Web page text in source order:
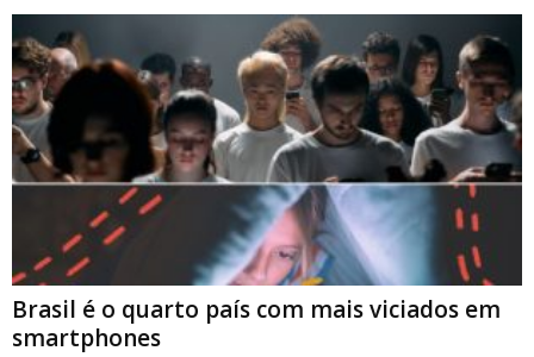
Brasil é o quarto país com mais viciados em
smartphones